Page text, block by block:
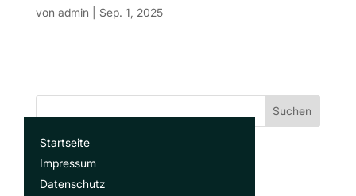
von admin Sep. 1, 2025
Suchen
Recent Posts
Startseite
Impressum
Datenschutz